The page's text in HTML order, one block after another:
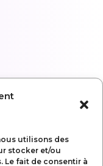
utilisons des
stocker et/ou
Le fait de consentir à